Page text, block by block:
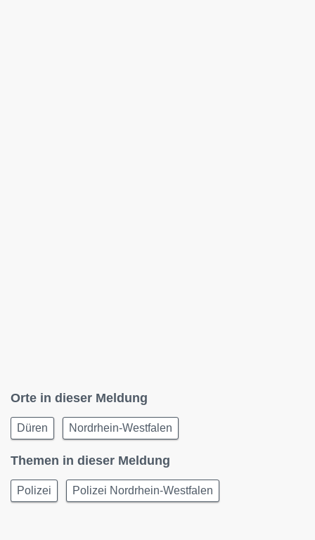
Orte in dieser Meldung
Düren Nordrhein-Westfalen
Themen in dieser Meldung
Polizei Polizei Nordrhein-Westfalen